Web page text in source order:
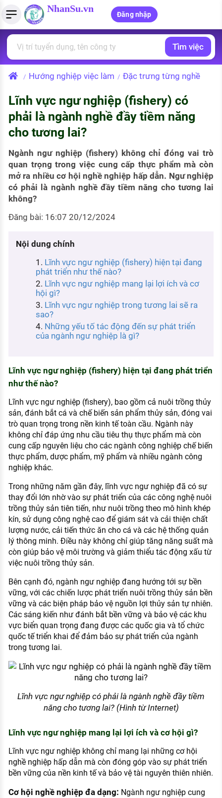
NhanSu.vn
Đăng nhập
Tìm việc làm
Việc làm ngành luật
Việc làm lương cao
Việc làm tốt nhất
CÔNG TY
Danh sách nhà tuyển dụng
Nhà tuyển dụng hàng đầu
Quản lý CV
Tải CV lên
Tạo CV trực tuyến
MẪU CV THEO STYLE
Mẫu CV đơn giản
Mẫu CV hiện đại
Tính lương Gross - Net
Tính thuế thu nhập cá nhân
Tính trợ cấp thất nghiệp
PHÁP LUẬT VIỆT NAM
Văn bản pháp luật
PHÁP LUẬT LAO ĐỘNG
Lao động và tiền lương
Thuế thu nhập
Hồ sơ biểu mẫu
Chính sách lao động
Tử vi nghề nghiệp
Kỹ năng nghề nghiệp
HƯỚNG NGHIỆP VIỆC LÀM
Đặc trưng từng nghề
Xu hướng việc làm
XÂY DỰNG VÀ PHÁT TRIỂN ĐỘI NGŨ
TUYỂN DỤNG VIỆC LÀM
Tìm việc
/ Hướng nghiệp việc làm / Đặc trưng từng nghề
Lĩnh vực ngư nghiệp (fishery) có
phải là ngành nghề đầy tiềm năng
cho tương lai?
Ngành ngư nghiệp (fishery) không chỉ đóng vai trò
quan trọng trong việc cung cấp thực phẩm mà còn
mở ra nhiều cơ hội nghề nghiệp hấp dẫn. Ngư nghiệp
có phải là ngành nghề đầy tiềm năng cho tương lai
không?
Đăng bài: 16:07 20/12/2024
Nội dung chính
Lĩnh vực ngư nghiệp (fishery) hiện tại đang
phát triển như thế nào?
Lĩnh vực ngư nghiệp mang lại lợi ích và cơ
hội gì?
Lĩnh vực ngư nghiệp trong tương lai sẽ ra
sao?
Những yếu tố tác động đến sự phát triển
của ngành ngư nghiệp là gì?
Lĩnh vực ngư nghiệp (fishery) hiện tại đang phát triển
như thế nào?
Lĩnh vực ngư nghiệp (fishery), bao gồm cả nuôi trồng thủy
sản, đánh bắt cá và chế biến sản phẩm thủy sản, đóng vai
trò quan trọng trong nền kinh tế toàn cầu. Ngành này
không chỉ đáp ứng nhu cầu tiêu thụ thực phẩm mà còn
cung cấp nguyên liệu cho các ngành công nghiệp chế biến
thực phẩm, dược phẩm, mỹ phẩm và nhiều ngành công
nghiệp khác.
Trong những năm gần đây, lĩnh vực ngư nghiệp đã có sự
thay đổi lớn nhờ vào sự phát triển của các công nghệ nuôi
trồng thủy sản tiên tiến, như nuôi trồng theo mô hình khép
kín, sử dụng công nghệ cao để giám sát và cải thiện chất
lượng nước, cải tiến thức ăn cho cá và các hệ thống quản
lý thông minh. Điều này không chỉ giúp tăng năng suất mà
còn giúp bảo vệ môi trường và giảm thiểu tác động xấu từ
việc nuôi trồng thủy sản.
Bên cạnh đó, ngành ngư nghiệp đang hướng tới sự bền
vững, với các chiến lược phát triển nuôi trồng thủy sản bền
vững và các biện pháp bảo vệ nguồn lợi thủy sản tự nhiên.
Các sáng kiến như đánh bắt bền vững và bảo vệ các khu
vực biển quan trọng đang được các quốc gia và tổ chức
quốc tế triển khai để đảm bảo sự phát triển của ngành
trong tương lai.
Lĩnh vực ngư nghiệp có phải là ngành nghề đầy tiềm
năng cho tương lai? (Hình từ Internet)
Lĩnh vực ngư nghiệp mang lại lợi ích và cơ hội gì?
Lĩnh vực ngư nghiệp không chỉ mang lại những cơ hội
nghề nghiệp hấp dẫn mà còn đóng góp vào sự phát triển
bền vững của nền kinh tế và bảo vệ tài nguyên thiên nhiên.
Cơ hội nghề nghiệp đa dạng: Ngành ngư nghiệp cung